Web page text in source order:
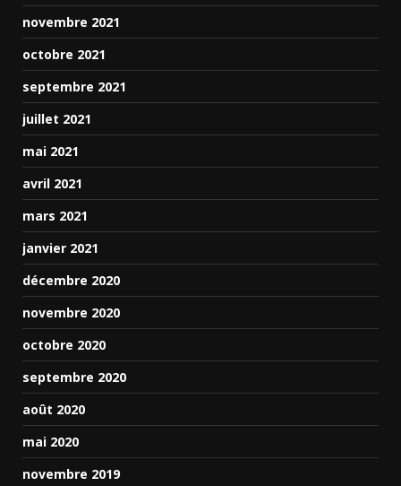
novembre 2021
octobre 2021
septembre 2021
juillet 2021
mai 2021
avril 2021
mars 2021
janvier 2021
décembre 2020
novembre 2020
octobre 2020
septembre 2020
août 2020
mai 2020
novembre 2019